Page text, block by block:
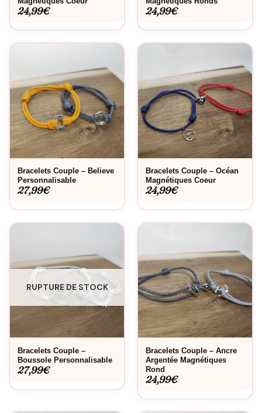
24,99€ 24,99€
Bracelets Couple – Believe
Personnalisable
27,99€
Bracelets Couple – Océan
Magnétiques Coeur
24,99€
RUPTURE DE STOCK
Bracelets Couple –
Boussole Personnalisable
27,99€
Bracelets Couple – Ancre
Argentée Magnétiques
Rond
24,99€